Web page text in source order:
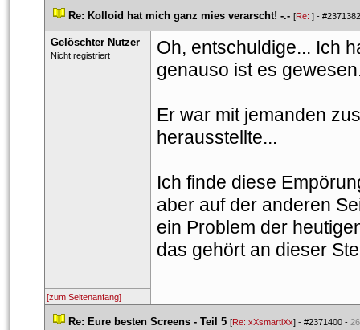
Re: Kolloid hat mich ganz mies verarscht! -.- [Re: ] - #2371382
Gelöschter Nutzer
Nicht registriert
Oh, entschuldige... Ich
genauso ist es
Er war mit jemanden
herausstellte...
Ich finde diese
aber auf der anderen
ein Problem der
das gehört an dieser
[zum Seitenanfang]
Re: Eure besten Screens - Teil 5 [Re: xXsmartlXx] - #2371400 -